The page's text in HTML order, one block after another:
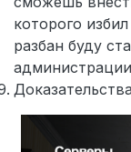
которого
разбан буду